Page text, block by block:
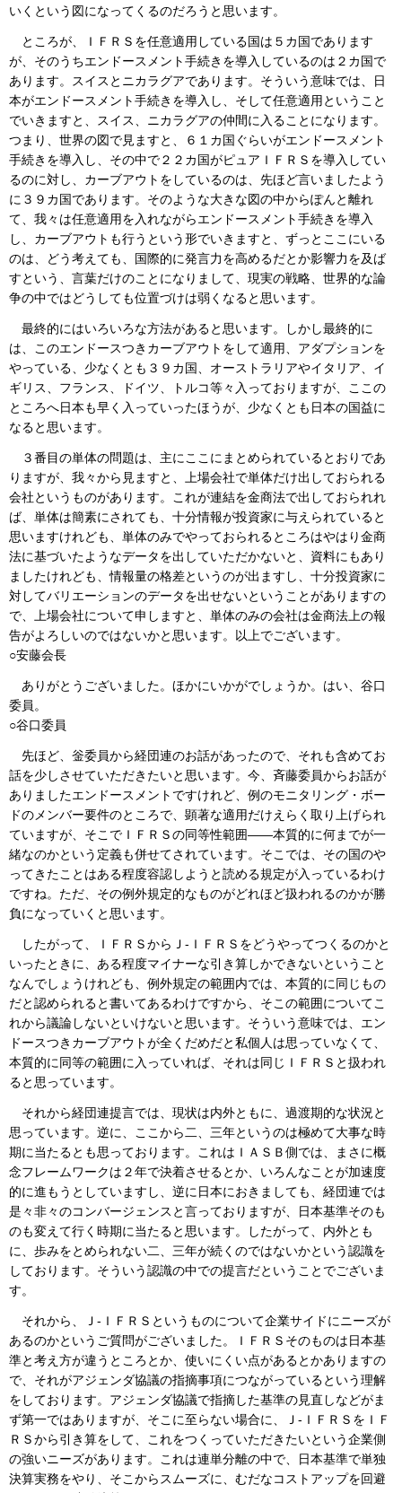
いくという図になってくるのだろうと思います。
ところが、ＩＦＲＳを任意適用している国は５カ国であります
が、そのうちエンドースメント手続きを導入しているのは２カ国で
あります。スイスとニカラグアであります。そういう意味では、日
本がエンドースメント手続きを導入し、そして任意適用ということ
でいきますと、スイス、ニカラグアの仲間に入ることになります。
つまり、世界の図で見ますと、６１カ国ぐらいがエンドースメント
手続きを導入し、その中で２２カ国がピュアＩＦＲＳを導入してい
るのに対し、カーブアウトをしているのは、先ほど言いましたよう
に３９カ国であります。そのような大きな図の中からぽんと離れ
て、我々は任意適用を入れながらエンドースメント手続きを導入
し、カーブアウトも行うという形でいきますと、ずっとここにいる
のは、どう考えても、国際的に発言力を高めるだとか影響力を及ば
すという、言葉だけのことになりまして、現実の戦略、世界的な論
争の中ではどうしても位置づけは弱くなると思います。
最終的にはいろいろな方法があると思います。しかし最終的に
は、このエンドースつきカーブアウトをして適用、アダプションを
やっている、少なくとも３９カ国、オーストラリアやイタリア、イ
ギリス、フランス、ドイツ、トルコ等々入っておりますが、ここの
ところへ日本も早く入っていったほうが、少なくとも日本の国益に
なると思います。
３番目の単体の問題は、主にここにまとめられているとおりであ
りますが、我々から見ますと、上場会社で単体だけ出しておられる
会社というものがあります。これが連結を金商法で出しておられれ
ば、単体は簡素にされても、十分情報が投資家に与えられていると
思いますけれども、単体のみでやっておられるところはやはり金商
法に基づいたようなデータを出していただかないと、資料にもあり
ましたけれども、情報量の格差というのが出ますし、十分投資家に
対してバリエーションのデータを出せないということがありますの
で、上場会社について申しますと、単体のみの会社は金商法上の報
告がよろしいのではないかと思います。以上でございます。
○安藤会長
ありがとうございました。ほかにいかがでしょうか。はい、谷口
委員。
○谷口委員
先ほど、釡委員から経団連のお話があったので、それも含めてお
話を少しさせていただきたいと思います。今、斉藤委員からお話が
ありましたエンドースメントですけれど、例のモニタリング・ボー
ドのメンバー要件のところで、顕著な適用だけえらく取り上げられ
ていますが、そこでＩＦＲＳの同等性範囲――本質的に何までが一
緒なのかという定義も併せてされています。そこでは、その国のや
ってきたことはある程度容認しようと読める規定が入っているわけ
ですね。ただ、その例外規定的なものがどれほど扱われるのかが勝
負になっていくと思います。
したがって、ＩＦＲＳからＪ‐ＩＦＲＳをどうやってつくるのかと
いったときに、ある程度マイナーな引き算しかできないということ
なんでしょうけれども、例外規定の範囲内では、本質的に同じもの
だと認められると書いてあるわけですから、そこの範囲についてこ
れから議論しないといけないと思います。そういう意味では、エン
ドースつきカーブアウトが全くだめだと私個人は思っていなくて、
本質的に同等の範囲に入っていれば、それは同じＩＦＲＳと扱われ
ると思っています。
それから経団連提言では、現状は内外ともに、過渡期的な状況と
思っています。逆に、ここから二、三年というのは極めて大事な時
期に当たるとも思っております。これはＩＡＳＢ側では、まさに概
念フレームワークは２年で決着させるとか、いろんなことが加速度
的に進もうとしていますし、逆に日本におきましても、経団連では
是々非々のコンバージェンスと言っておりますが、日本基準そのも
のも変えて行く時期に当たると思います。したがって、内外とも
に、歩みをとめられない二、三年が続くのではないかという認識を
しております。そういう認識の中での提言だということでございま
す。
それから、Ｊ‐ＩＦＲＳというものについて企業サイドにニーズが
あるのかというご質問がございました。ＩＦＲＳそのものは日本基
準と考え方が違うところとか、使いにくい点があるとかありますの
で、それがアジェンダ協議の指摘事項につながっているという理解
をしております。アジェンダ協議で指摘した基準の見直しなどがま
ず第一ではありますが、そこに至らない場合に、Ｊ‐ＩＦＲＳをＩＦ
ＲＳから引き算をして、これをつくっていただきたいという企業側
の強いニーズがあります。これは連単分離の中で、日本基準で単独
決算実務をやり、そこからスムーズに、むだなコストアップを回避